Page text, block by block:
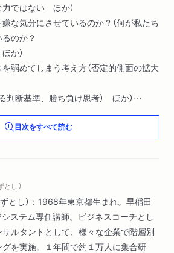
ではない ほか）
な気分にさせているのか？（何が私たち
のか？
か）
弱めてしまう考え方（否定的側面の拡大
判断基準、勝ち負け思考） ほか）
高める処方箋（いつも上の空で今を生き
さん ほか）
目次をすべて読む
とし ）
とし）：1968年東京都生まれ。早稲田
ステム専任講師。ビジネスコーチとし
ルタントとして、様々な企業で階層別
を実施。１年間で約１万人に集合研